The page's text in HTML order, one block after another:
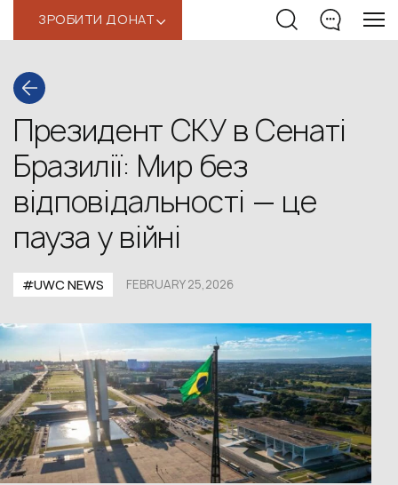
ЗРОБИТИ ДОНАТ‹
Президент СКУ в Сенаті
Бразилії: Мир без
відповідальності — це
пауза у війні
#UWС NEWS FEBRUARY 25,2026